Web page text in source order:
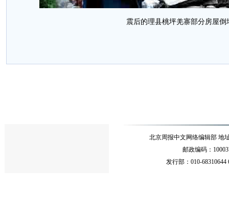
震后的理县桃坪羌寨部分房屋倒
北京周报中文网络编辑部 地
邮政编码：
发行部：010-68310644